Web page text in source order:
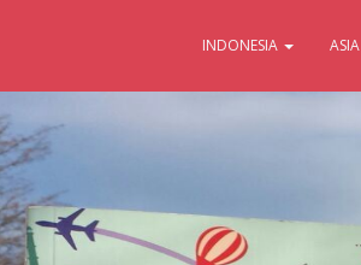
INDONESIA ASIA